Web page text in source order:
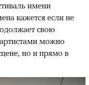
имени
кажется если не
свою
можно
но и прямо в